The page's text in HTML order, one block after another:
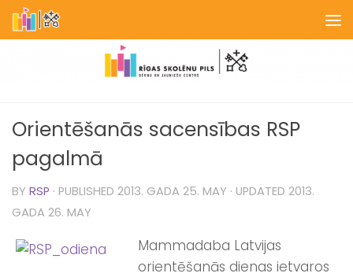
Skip to content
Orientēšanās sacensības RSP
pagalmā
BY RSP · PUBLISHED 2013. GADA 25. MAY · UPDATED 2013.
GADA 26. MAY
Mammadaba Latvijas
orientēšanās dienas ietvaros